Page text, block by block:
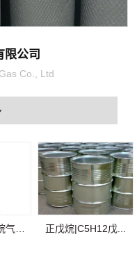
限公司
Co., Ltd
正戊烷|C5H12戊...